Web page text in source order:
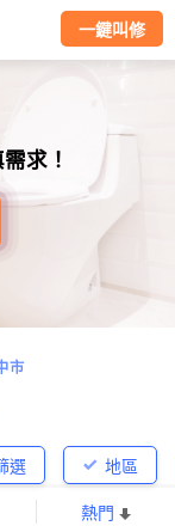
一鍵叫修
求！
市
地區
選
熱門